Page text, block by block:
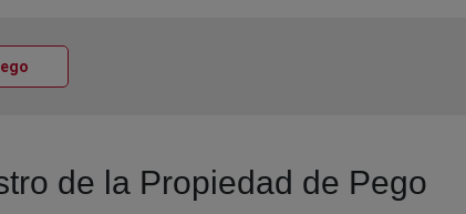
de la Propiedad de Pego